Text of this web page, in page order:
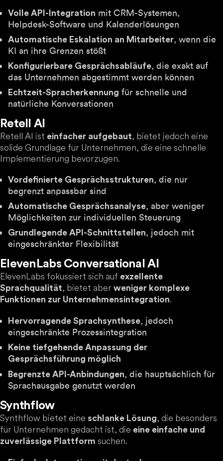
Volle API-Integration mit CRM-Systemen,
Helpdesk-Software und Kalenderlösungen
Automatische Eskalation an Mitarbeiter, wenn die
KI an ihre Grenzen stößt
Konfigurierbare Gesprächsabläufe, die exakt auf
das Unternehmen abgestimmt werden können
Echtzeit-Spracherkennung für schnelle und
natürliche Konversationen
Retell AI
Retell AI ist einfacher aufgebaut, bietet jedoch eine
solide Grundlage für Unternehmen, die eine schnelle
Implementierung bevorzugen.
Vordefinierte Gesprächsstrukturen, die nur
begrenzt anpassbar sind
Automatische Gesprächsanalyse, aber weniger
Möglichkeiten zur individuellen Steuerung
Grundlegende API-Schnittstellen, jedoch mit
eingeschränkter Flexibilität
ElevenLabs Conversational AI
ElevenLabs fokussiert sich auf exzellente
Sprachqualität, bietet aber weniger komplexe
Funktionen zur Unternehmensintegration.
Hervorragende Sprachsynthese, jedoch
eingeschränkte Prozessintegration
Keine tiefgehende Anpassung der
Gesprächsführung möglich
Begrenzte API-Anbindungen, die hauptsächlich für
Sprachausgabe genutzt werden
Synthflow
Synthflow bietet eine schlanke Lösung, die besonders
für Unternehmen gedacht ist, die eine einfache und
zuverlässige Plattform suchen.